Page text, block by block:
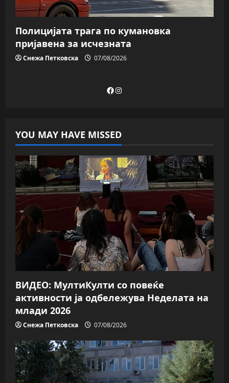
Полицијата трага пo кумановка
пријавена за исчезната
Снежа Петковска 07/08/2026
Facebook
Instagram
YOU MAY HAVE MISSED
ВИДЕО: МултиКулти со повеќе
активности ја одбележува Неделата на
млади 2026
Снежа Петковска 07/08/2026